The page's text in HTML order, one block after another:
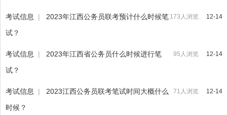
12-14
173人浏览
考试信息 |
2023年江西公务员联考预计什么时候笔
试？
12-14
95人浏览
考试信息 |
2023年江西省公务员什么时候进行笔
试？
12-14
71人浏览
考试信息 |
2023江西公务员联考笔试时间大概什么
时候？